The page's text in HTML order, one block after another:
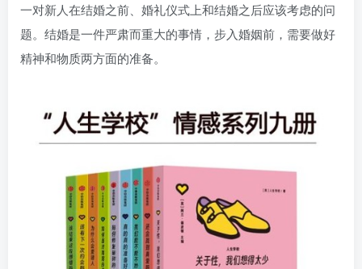
一对新人在结婚之前、婚礼仪式上和结婚之后应该考虑的问
题。结婚是一件严肃而重大的事情，步入婚姻前，需要做好
精神和物质两方面的准备。